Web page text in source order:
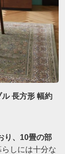
長方形 幅約
り、10畳の部
らしには十分な